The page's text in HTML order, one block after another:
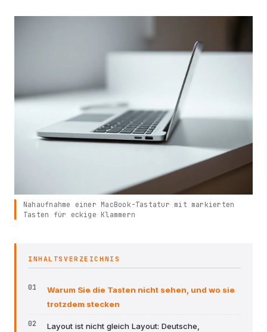
Nahaufnahme einer MacBook-Tastatur mit markierten
Tasten für eckige Klammern
INHALTSVERZEICHNIS
Warum Sie die Tasten nicht sehen, und wo sie
trotzdem stecken
Layout ist nicht gleich Layout: Deutsche,